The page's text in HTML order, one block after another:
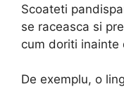
Scoateti
se raceasca si
cum doriti inainte
De exemplu, o